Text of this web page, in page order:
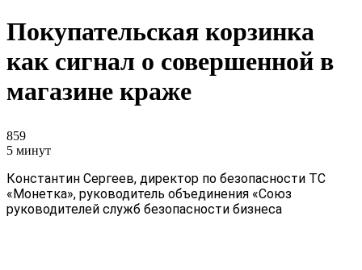
Покупательская корзинка
как сигнал о совершенной в
магазине краже
859
5 минут
Константин Сергеев, директор по безопасности ТС
«Монетка», руководитель объединения «Союз
руководителей служб безопасности бизнеса